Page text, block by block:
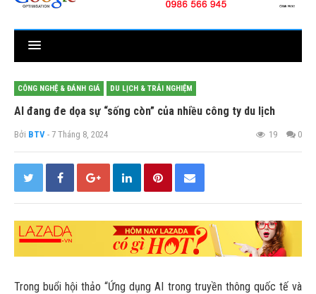
CÔNG NGHỆ & ĐÁNH GIÁ DU LỊCH & TRẢI NGHIỆM
AI đang đe dọa sự “sống còn” của nhiều công ty du lịch
Bởi BTV - 7 Tháng 8, 2024 19 0
Trong buổi hội thảo “Ứng dụng AI trong truyền thông quốc tế và